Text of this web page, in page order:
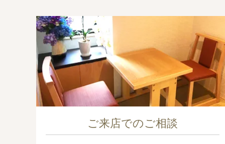
ご来店でのご相談